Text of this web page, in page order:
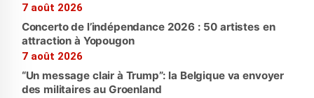
7 août 2026
Concerto de l’indépendance 2026 : 50 artistes en
attraction à Yopougon
7 août 2026
“Un message clair à Trump”: la Belgique va envoyer
des militaires au Groenland